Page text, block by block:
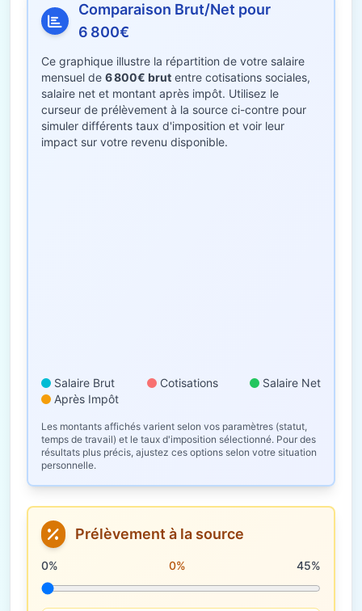
Comparaison Brut/Net pour
6 800€
Ce graphique illustre la répartition de votre salaire
mensuel de 6 800€ brut entre cotisations sociales,
salaire net et montant après impôt. Utilisez le
curseur de prélèvement à la source ci-contre pour
simuler différents taux d'imposition et voir leur
impact sur votre revenu disponible.
Salaire Brut Cotisations
Salaire Net
Après Impôt
Les montants affichés varient selon vos paramètres (statut,
temps de travail) et le taux d'imposition sélectionné. Pour des
résultats plus précis, ajustez ces options selon votre situation
personnelle.
Prélèvement à la source
Taux de prélèvement à la source
0% 0% 45%